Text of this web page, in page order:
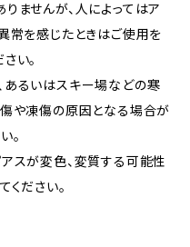
ませんが、人によってはア
常を感じたときはご使用を
い。
るいはスキー場などの寒
や凍傷の原因となる場合が
。
スが変色、変質する可能性
ください。